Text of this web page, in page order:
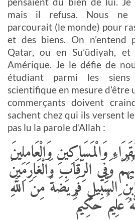
mais il refusa. Nous ne
parcourait (le monde) pour
et des biens. On n’entend
Qatar, ou en Su’ûdiyah,
Amérique. Je le défie de
étudiant parmi les
scientifique en mesure d’être
commerçants doivent
sachent chez qui ils versent
pas lu la parole d’Allah :
وَالْمَسَاكِينِ وَالْعَامِلِينَ
وَفِي الرِّقَابِ وَالْغَارِمِينَ
السَّبِيلِ فَرِيضَةً مِنَ اللَّهِ
عَلِيمٌ حَكِيمٌ